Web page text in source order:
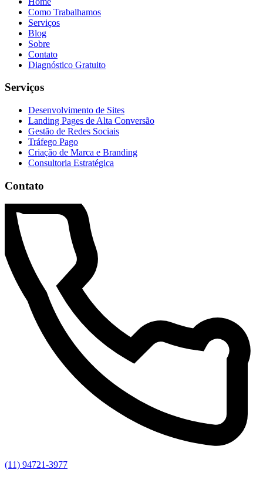
Como Trabalhamos
Serviços
Blog
Sobre
Contato
Diagnóstico Gratuito
Serviços
Desenvolvimento de Sites
Landing Pages de Alta Conversão
Gestão de Redes Sociais
Tráfego Pago
Criação de Marca e Branding
Consultoria Estratégica
Contato
(11) 94721-3977